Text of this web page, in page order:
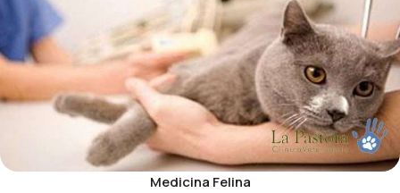
Medicina Felina